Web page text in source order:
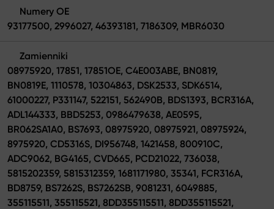
Numery OE
93177500, 2996027, 46393181, 7186309, MBR6030
Zamienniki
08975920, 17851, 17851OE, C4E003ABE, BN0819,
BN0819E, 1110578, 10304863, DSK2533, SDK6514,
61000227, P331147, 522151, 562490B, BDS1393, BCR316A,
ADL144333, BBD5253, 0986479638, AE0595,
BR062SA1A0, BS7693, 08975920, 08975921, 08975924,
8975920, CD5316S, DI956748, 1421458, 800910C,
ADC9062, BG4165, CVD665, PCD21022, 736038,
5815202359, 5815312359, 1681171980, 35341, FCR316A,
BD8759, BS7262S, BS7262SB, 9081231, 6049885,
355115511, 355115521, 8DD355115511, 8DD355115521,